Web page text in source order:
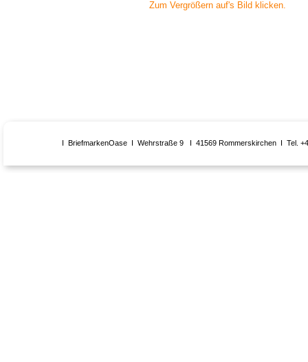
Zum Vergrößern auf's Bild klicken.
I BriefmarkenOase I Wehrstraße 9 I 41569 Rommerskirchen I Tel.